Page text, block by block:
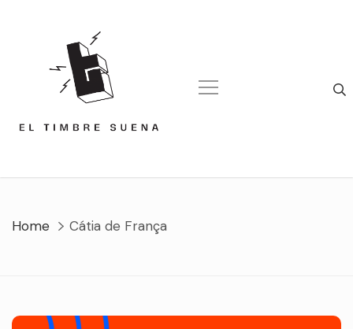
Home Cátia de França